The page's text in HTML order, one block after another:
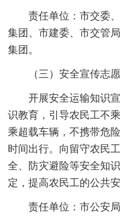
责任单位：市交委
集团、市建委、市交管
集团。
（三）安全宣传志
开展安全运输知识
识教育，引导农民工不
乘超载车辆，不携带危
时间出行。向留守农民
全、防灾避险等安全知
定，提高农民工的公共
责任单位：市公安